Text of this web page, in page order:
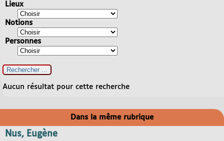
Lieux
Notions
Personnes
Aucun résultat pour cette recherche
Dans la même rubrique
Nus, Eugène